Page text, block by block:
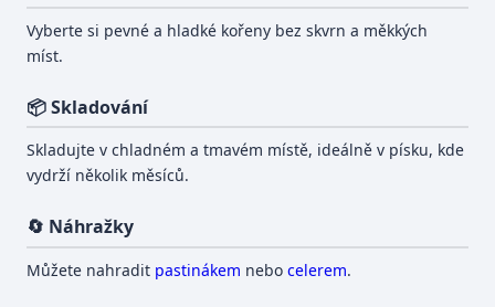
Vyberte si pevné a hladké kořeny bez skvrn a měkkých
míst.
📦 Skladování
Skladujte v chladném a tmavém místě, ideálně v písku, kde
vydrží několik měsíců.
🔄 Náhražky
Můžete nahradit pastinákem nebocelerem.